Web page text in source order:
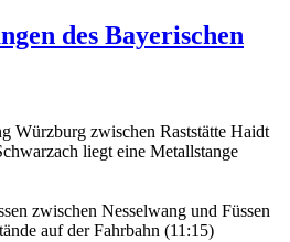
des Bayerischen
Würzburg zwischen Raststätte Haidt
liegt eine Metallstange
zwischen Nesselwang und Füssen
auf der Fahrbahn (11:15)